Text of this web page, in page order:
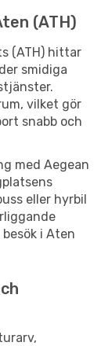
(ATH)
(ATH) hittar
smidiga
vilket gör
snabb och
med Aegean
eller hyrbil
i Aten